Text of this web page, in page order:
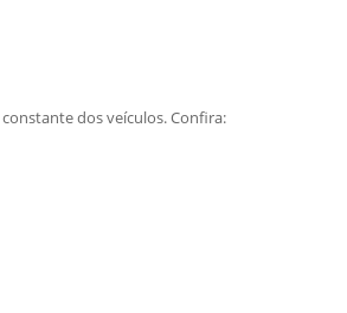
constante dos veículos. Confira: